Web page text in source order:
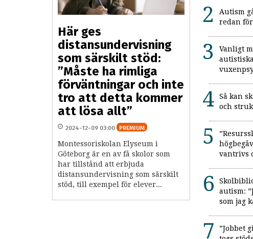
Här ges
distansundervisning
som särskilt stöd:
”Måste ha rimliga
förväntningar och inte
tro att detta kommer
att lösa allt”
2024-12-09 03:00 PREMIUM
Montessoriskolan Elyseum i
Göteborg är en av få skolor som
har tillstånd att erbjuda
distansundervisning som särskilt
stöd, till exempel för elever...
Autism
redan
Vanligt
Så kan
och
vantrivs
autism:
som jag
”Jobbet